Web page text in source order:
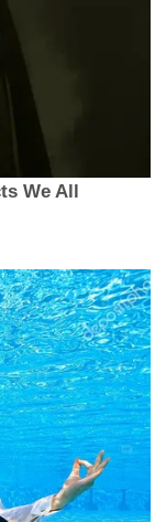
We All